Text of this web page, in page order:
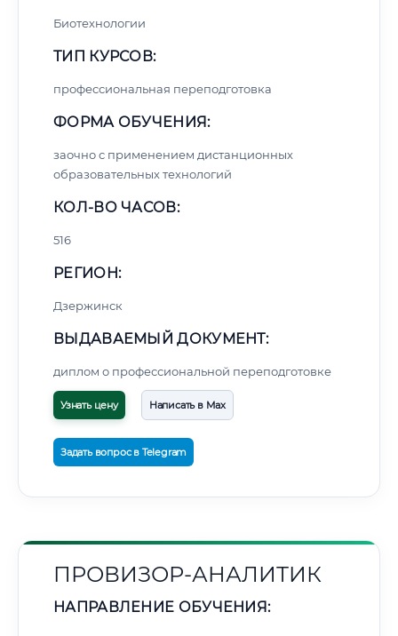
Биотехнологии
ТИП КУРСОВ:
профессиональная переподготовка
ФОРМА ОБУЧЕНИЯ:
заочно с применением дистанционных
образовательных технологий
КОЛ-ВО ЧАСОВ:
516
РЕГИОН:
Дзержинск
ВЫДАВАЕМЫЙ ДОКУМЕНТ:
диплом о профессиональной переподготовке
Узнать цену Написать в Max
Задать вопрос в Telegram
ПРОВИЗОР-АНАЛИТИК
НАПРАВЛЕНИЕ ОБУЧЕНИЯ: